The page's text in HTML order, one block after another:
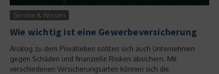
Service & Wissen
Wie wichtig ist eine Gewerbeversicherung
Analog zu dem Privatleben sollten sich auch Unternehmen
gegen Schäden und finanzielle Risiken absichern. Mit
verschiedenen Versicherungsarten können sich die